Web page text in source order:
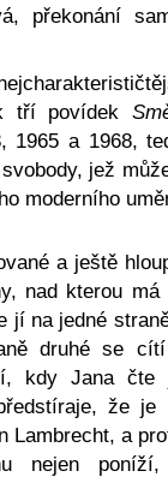
překonání
tří povídek
1965 a 1968,
jež
moderního
a ještě
nad kterou má
jí na jedné
druhé se
kdy Jana čte
že je
Lambrecht, a
nejen